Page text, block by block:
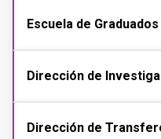
Escuela de Graduados
Dirección de
Dirección de